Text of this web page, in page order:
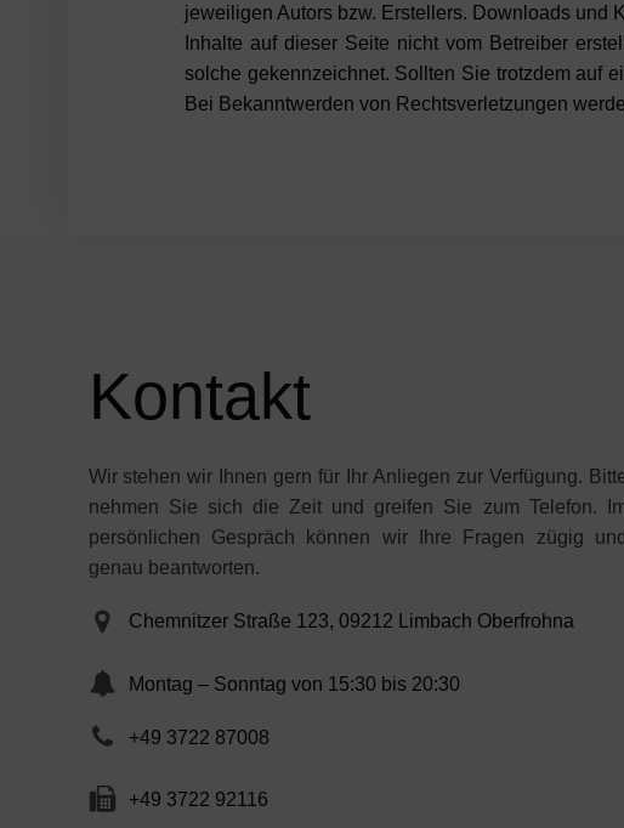
jeweiligen Autors bzw. Erstellers. Downloads und
Inhalte auf dieser Seite nicht vom Betreiber
solche gekennzeichnet. Sollten Sie trotzdem auf
Bei Bekanntwerden von Rechtsverletzungen
Kontakt
Wir stehen wir Ihnen gern für Ihr Anliegen zur Verfügung.
nehmen Sie sich die Zeit und greifen Sie zum Telefon.
persönlichen Gespräch können wir Ihre Fragen zügig und
genau beantworten.
Chemnitzer Straße 123, 09212 Limbach Oberfrohna
Montag – Sonntag von 15:30 bis 20:30
+49 3722 87008
+49 3722 92116